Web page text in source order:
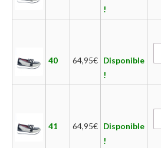
!
40 64,95€ Disponible
!
41 64,95€ Disponible
!